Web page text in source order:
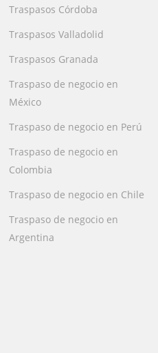
Traspasos Córdoba
Traspasos Valladolid
Traspasos Granada
Traspaso de negocio en
México
Traspaso de negocio en Perú
Traspaso de negocio en
Colombia
Traspaso de negocio en Chile
Traspaso de negocio en
Argentina